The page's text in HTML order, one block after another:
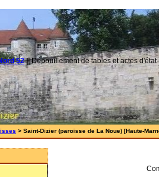
52||Dépouillement de tables et actes
> Saint-Dizier (paroisse de La Noue) [Haute-